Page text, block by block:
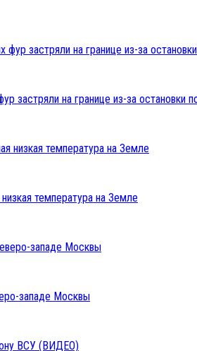
застряли на границе из-за остановки
температура на Земле
западе Москвы